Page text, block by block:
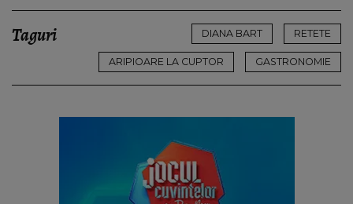
Taguri DIANA BART RETETE
ARIPIOARE LA CUPTOR GASTRONOMIE